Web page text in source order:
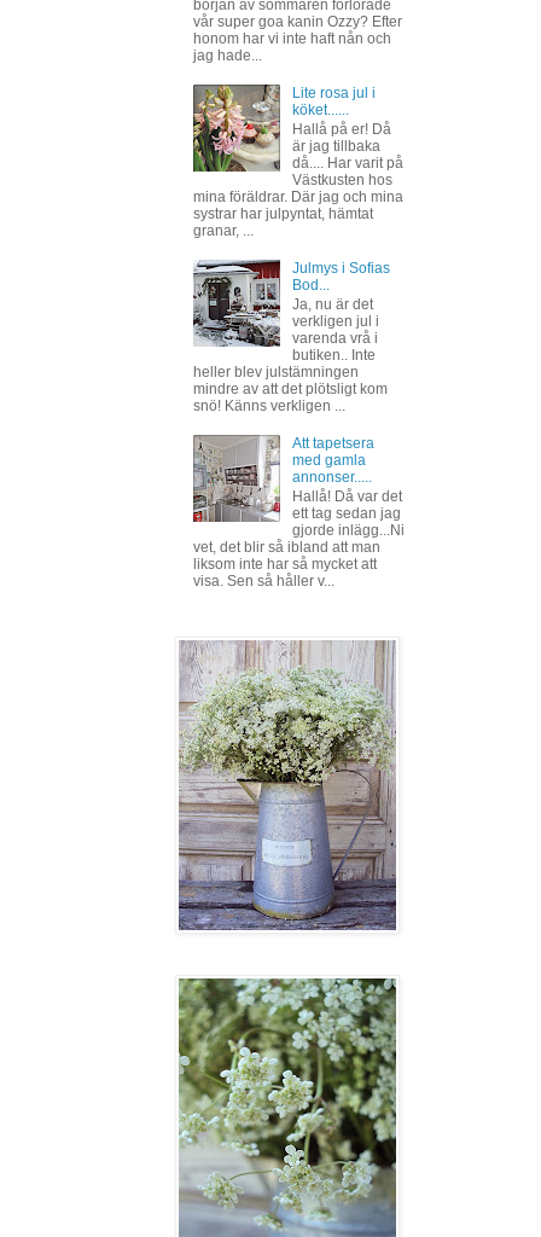
början av sommaren förlorade
vår super goa kanin Ozzy? Efter
honom har vi inte haft nån och
jag hade...
Lite rosa jul i
köket......
Hallå på er! Då
är jag tillbaka
då.... Har varit på
Västkusten hos
mina föräldrar. Där jag och mina
systrar har julpyntat, hämtat
granar, ...
Julmys i Sofias
Bod...
Ja, nu är det
verkligen jul i
varenda vrå i
butiken.. Inte
heller blev julstämningen
mindre av att det plötsligt kom
snö! Känns verkligen ...
Att tapetsera
med gamla
annonser.....
Hallå! Då var det
ett tag sedan jag
gjorde inlägg...Ni
vet, det blir så ibland att man
liksom inte har så mycket att
visa. Sen så håller v...